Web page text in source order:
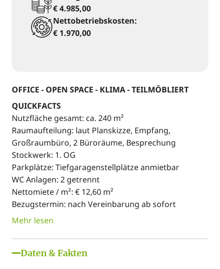
€ 4.985,00
Nettobetriebskosten:
€ 1.970,00
OFFICE - OPEN SPACE - KLIMA - TEILMÖBLIERT
QUICKFACTS
Nutzfläche gesamt: ca. 240 m²
Raumaufteilung: laut Planskizze, Empfang,
Großraumbüro, 2 Büroräume, Besprechung
Stockwerk: 1. OG
Parkplätze: Tiefgaragenstellplätze anmietbar
WC Anlagen: 2 getrennt
Nettomiete / m²: € 12,60 m²
Bezugstermin: nach Vereinbarung ab sofort
Mehr lesen
Daten & Fakten